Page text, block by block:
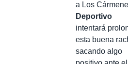
a Los
Deportivo
intentará
esta buena
sacando algo